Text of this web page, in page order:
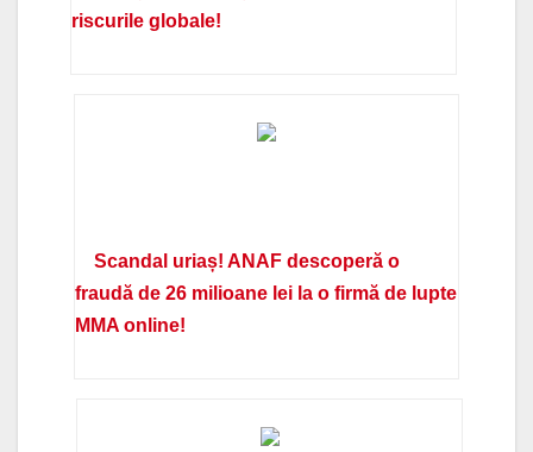
riscurile globale!
Scandal uriaș! ANAF descoperă o
fraudă de 26 milioane lei la o firmă de lupte
MMA online!